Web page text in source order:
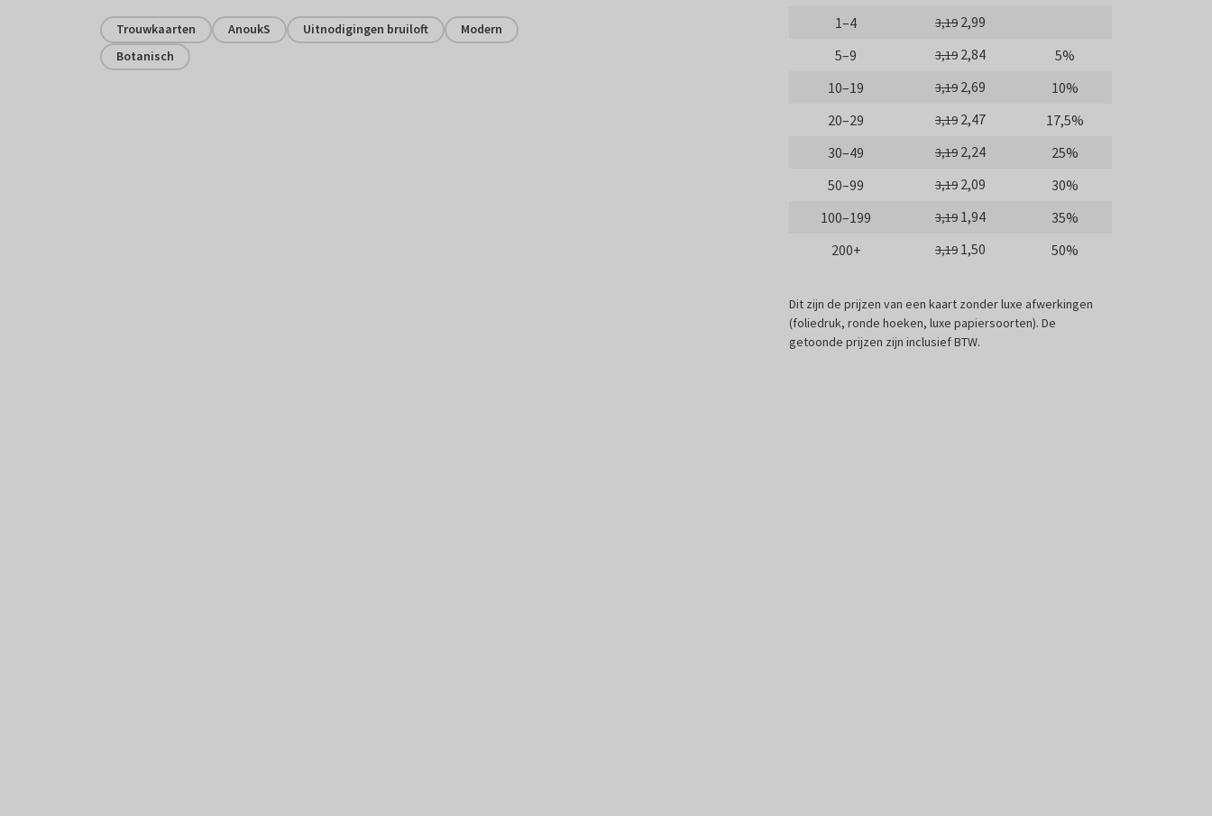
Trouwkaarten AnoukS Uitnodigingen bruiloft
Modern
Botanisch
1–4
3,19 2,99
5–9
3,19 2,84
5%
10–19
3,19 2,69
10%
20–29
3,19 2,47
17,5%
30–49
3,19 2,24
25%
50–99
3,19 2,09
30%
100–199
3,19 1,94
35%
200+
3,19 1,50 50%
Dit zijn de prijzen van een kaart zonder luxe afwerkingen
(foliedruk, ronde hoeken, luxe papiersoorten). De
getoonde prijzen zijn inclusief BTW.